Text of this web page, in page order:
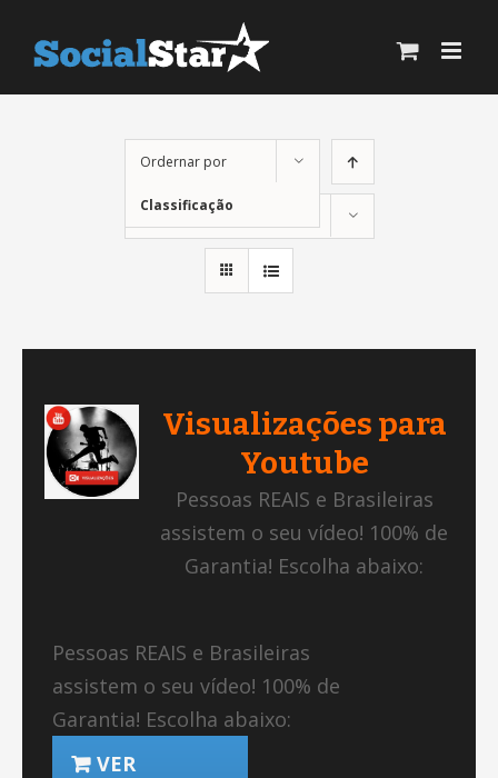
para
Ordernar por
Classificação
Mostrar24 Produtos
Visualizações para
Youtube
Pessoas REAIS e Brasileiras
assistem o seu vídeo! 100% de
Garantia! Escolha abaixo:
Pessoas REAIS e Brasileiras
assistem o seu vídeo! 100% de
Garantia! Escolha abaixo:
VER